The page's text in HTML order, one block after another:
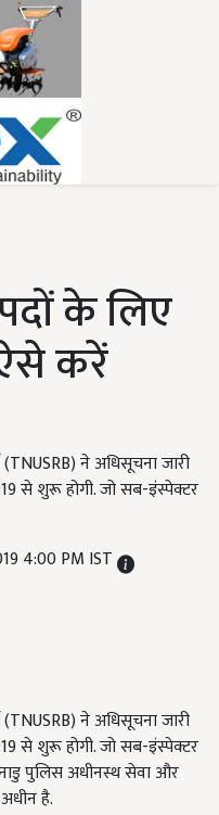
के लिए
करें
(TNUSRB) ने अधिसूचना जारी
से शुरू होगी. जो सब-इंस्पेक्टर
4:00 PM IST
(TNUSRB) ने अधिसूचना जारी
से शुरू होगी. जो सब-इंस्पेक्टर
पुलिस अधीनस्थ सेवा और
है.